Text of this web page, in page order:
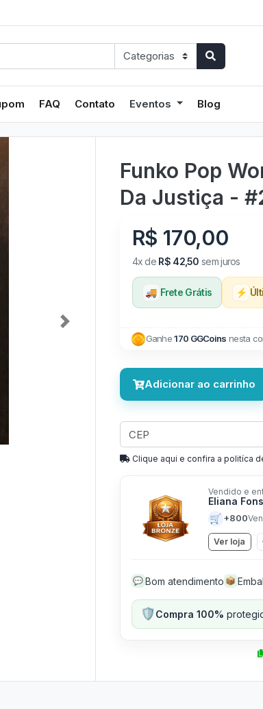
FAQ Contato Eventos Blog
Next
Funko Pop
Da Justiça -
R$ 170,00
4x de R$ 42,50 sem juros
🚚 Frete Grátis ⚡
Ganhe170 GGCoins nesta
Adicionar ao carrinho
Clique aqui e confira a politíca
Vendido e
Eliana
🛒 +800
Ver loja
💬 Bom atendimento 📦
🛡️Compra 100%